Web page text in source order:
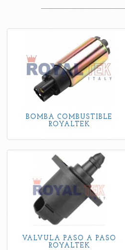
BOMBA COMBUSTIBLE
ROYALTEK
VALVULA PASO A PASO
ROYALTEK